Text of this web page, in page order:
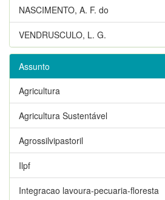
NASCIMENTO, A. F. do
VENDRUSCULO, L. G.
Assunto
Agricultura
Agricultura Sustentável
Agrossilvipastoril
Ilpf
Integracao lavoura-pecuaria-floresta